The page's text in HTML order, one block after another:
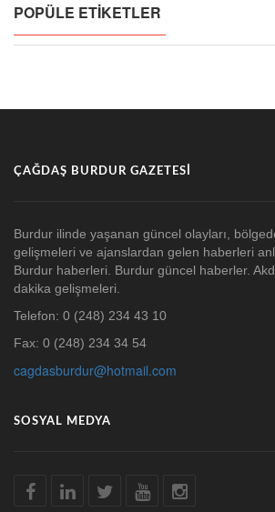
POPÜLE ETIKETLER
ÇAĞDAŞ BURDUR GAZETESI
Burdur ilinde yaşanan güncel olayları,
gelişmeleri ve ajanslardan gelen haberleri
Burdur haberleri. Burdur güncel haberler.
dakika gelişmeleri.
Telefon: 0 (248) 234 43 10
Fax: 0 (248) 234 34 54
cagdasburdur@hotmail.com
SOSYAL MEDYA